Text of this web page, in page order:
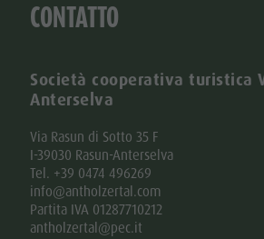
CONTATTO
Società cooperativa turistica
Anterselva
Via Rasun di Sotto 35 F
I-39030 Rasun-Anterselva
Tel. +39 0474 496269
info@antholzertal.com
Partita IVA 01287710212
antholzertal@pec.it